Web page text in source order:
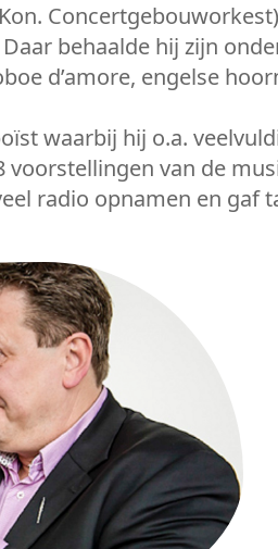
behaalde hij zijn
d’amore, engelse
waarbij hij o.a.
van de
radio opnamen en gaf